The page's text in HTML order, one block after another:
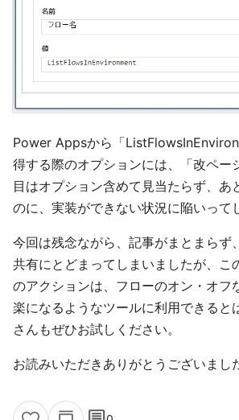
Power Appsから「
得する際のオプションには、「改ペー
目はオプション含めて見当たらず、あ
のに、実装ができない状況に陥いって
今回は残念ながら、記事がまとまらず
共有にとどまってしまいましたが、こ
のアクションは、フローのオン・オフ
楽になるようなツールに利用できると
さんもぜひお試しください。
お読みいただきありがとうございまし